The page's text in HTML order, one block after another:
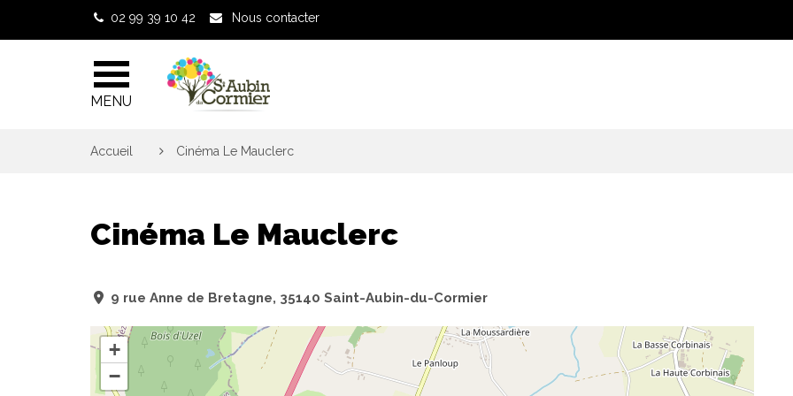
02 99 39 10 42 Nous contacter
MENU
Accueil Cinéma Le Mauclerc
Cinéma Le Mauclerc
9 rue Anne de Bretagne, 35140 Saint-Aubin-du-Cormier
+
−